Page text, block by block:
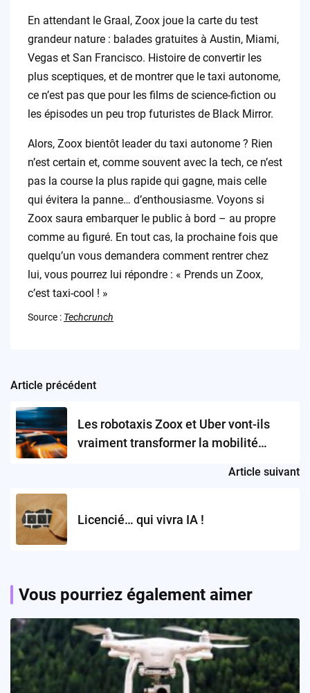
En attendant le Graal, Zoox joue la carte du test
grandeur nature : balades gratuites à Austin, Miami,
Vegas et San Francisco. Histoire de convertir les
plus sceptiques, et de montrer que le taxi autonome,
ce n’est pas que pour les films de science-fiction ou
les épisodes un peu trop futuristes de Black Mirror.
Alors, Zoox bientôt leader du taxi autonome ? Rien
n’est certain et, comme souvent avec la tech, ce n’est
pas la course la plus rapide qui gagne, mais celle
qui évitera la panne… d’enthousiasme. Voyons si
Zoox saura embarquer le public à bord – au propre
comme au figuré. En tout cas, la prochaine fois que
quelqu’un vous demandera comment rentrer chez
lui, vous pourrez lui répondre : « Prends un Zoox,
c’est taxi-cool ! »
Source : Techcrunch
Post
navigation
Article précédent
Les robotaxis Zoox et Uber vont-ils
vraiment transformer la mobilité
Article suivant
Licencié… qui vivra IA !
Vous pourriez également aimer